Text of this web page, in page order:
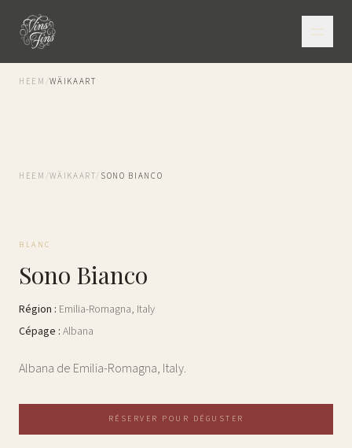
HEEM /WÄIKAART
HEEM /WÄIKAART/ SONO BIANCO
BLANC
Sono Bianco
Région : Emilia-Romagna, Italy
Cépage : Albana
Albana de Emilia-Romagna, Italy.
RÉSERVER POUR DÉGUSTER